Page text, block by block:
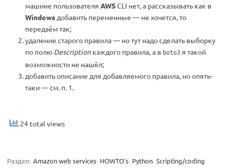
машине пользователя AWSCLI нет, а рассказывать как в
Windows добавить переменные — не хочется, то
передаём так;
удаление старого правила — но тут надо сделать выборку
по полю Descriptionкаждого правила, а в boto3 я такой
возможности не нашёл;
добавить описание для добавляемого правила, но опять-
таки — см. п. 1.
24 total views
Раздел: Amazon web services HOWTO's Python Scripting/coding